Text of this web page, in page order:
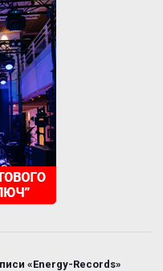
«Energy-Records»